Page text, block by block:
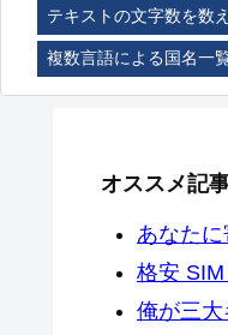
テキストの文字数を数
複数言語による国名一
オススメ記
あなた
格安
俺が三